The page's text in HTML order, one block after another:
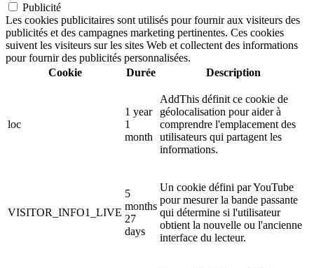
Publicité
Les cookies publicitaires sont utilisés pour fournir aux visiteurs des
publicités et des campagnes marketing pertinentes. Ces cookies
suivent les visiteurs sur les sites Web et collectent des informations
pour fournir des publicités personnalisées.
Cookie
Durée Description
loc
1 year
1
month
AddThis définit ce cookie de
géolocalisation pour aider à
comprendre l'emplacement des
utilisateurs qui partagent les
informations.
VISITOR_INFO1_LIVE
5
months
27
days
Un cookie défini par YouTube
pour mesurer la bande passante
qui détermine si l'utilisateur
obtient la nouvelle ou l'ancienne
interface du lecteur.